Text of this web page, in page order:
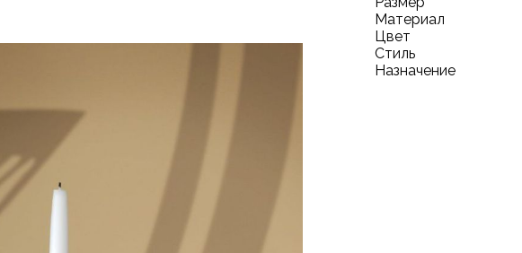
Материал
Цвет
Стиль
Назначение